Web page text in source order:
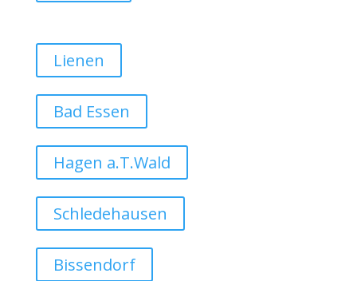
Lienen
Bad Essen
Hagen a.T.Wald
Schledehausen
Bissendorf